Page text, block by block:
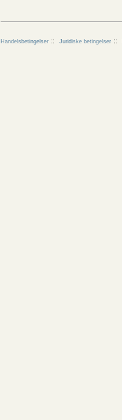
Handelsbetingelser Juridiske betingelser